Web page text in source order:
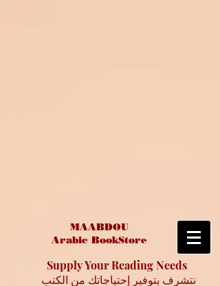
MAABDOU
Arabic BookStore
Supply Your Reading Needs